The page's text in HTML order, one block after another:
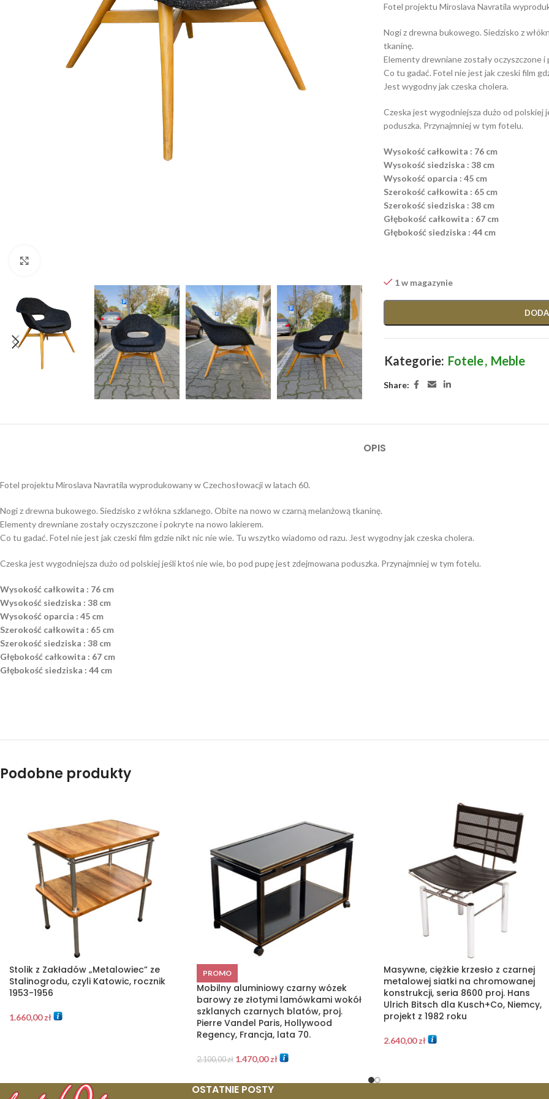
Fotel projektu Miroslava Navratila
Nogi z drewna bukowego. Siedzisko z
tkaninę.
Elementy drewniane zostały oczyszczone
Co tu gadać. Fotel nie jest jak czeski film
Jest wygodny jak czeska cholera.
Czeska jest wygodniejsza dużo od polskiej
poduszka. Przynajmniej w tym fotelu.
Wysokość całkowita : 76 cm
Wysokość siedziska : 38 cm
Wysokość oparcia : 45 cm
Szerokość całkowita : 65 cm
Szerokość siedziska : 38 cm
Głębokość całkowita : 67 cm
Głębokość siedziska : 44 cm
1 w magazynie
Kategorie: Fotele, Meble
Share:
OPIS
Fotel projektu Miroslava Navratila wyprodukowany w Czechosłowacji w latach 60.
Nogi z drewna bukowego. Siedzisko z włókna szklanego. Obite na nowo w czarną melanżową tkaninę.
Elementy drewniane zostały oczyszczone i pokryte na nowo lakierem.
Co tu gadać. Fotel nie jest jak czeski film gdzie nikt nic nie wie. Tu wszytko wiadomo od razu. Jest wygodny jak czeska cholera.
Czeska jest wygodniejsza dużo od polskiej jeśli ktoś nie wie, bo pod pupę jest zdejmowana poduszka. Przynajmniej w tym fotelu.
Wysokość całkowita : 76 cm
Wysokość siedziska : 38 cm
Wysokość oparcia : 45 cm
Szerokość całkowita : 65 cm
Szerokość siedziska : 38 cm
Głębokość całkowita : 67 cm
Głębokość siedziska : 44 cm
Podobne produkty
Stolik z Zakładów „Metalowiec” ze
Stalinogrodu, czyli Katowic, rocznik
1953-1956
1.660,00zł
PROMO
Mobilny aluminiowy czarny wózek
barowy ze złotymi lamówkami wokół
szklanych czarnych blatów, proj.
Pierre Vandel Paris, Hollywood
Regency, Francja, lata 70.
2.100,00zł 1.470,00zł
Masywne, ciężkie krzesło z czarnej
metalowej siatki na chromowanej
konstrukcji, seria 8600 proj. Hans
Ulrich Bitsch dla Kusch+Co, Niemcy,
projekt z 1982 roku
2.640,00zł
OSTATNIE POSTY